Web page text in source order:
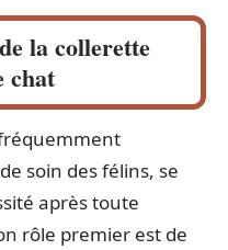
la collerette
chat
soin des félins, se
après toute
rôle premier est de